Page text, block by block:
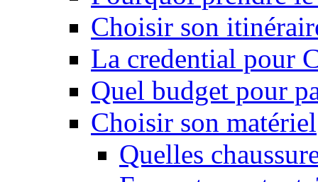
Choisir son
La credential pour
Quel budget pour
Choisir son matériel
Quelles